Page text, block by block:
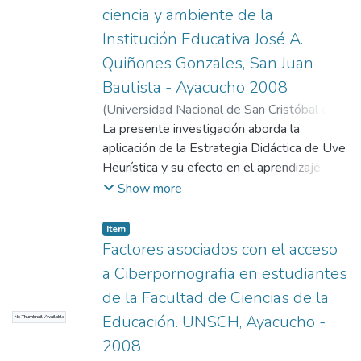
Aplicación "Guamán Poma de Ayala",
distribuidos del siguiente modo: grupo
control (30 alumnos del 4° años A) y
experimental (30 alumnos del 4° año 8). La
técnica de recolección de datos fue la
encuesta, entrevista semi - estructurada y
observación estructurada; el instrumento,
fue la Lista de Evaluación de Habilidades
Sociales. En el análisis estadístico de los
datos se empleó la prueba de Wilcoxon y la
ciencia y ambiente de la
Institución Educativa José A.
Quiñones Gonzales, San Juan
Bautista - Ayacucho 2008
(Universidad Nacional de San Cristóbal de
Huamanga,2009)Flores Curiñaupa, Eladio
Cabanillas Alvarado, Gualberto
La presente investigación aborda la
aplicación de la Estrategia Didáctica de Uve
Heurística y su efecto en el aprendizaje
conceptual, procedimental y actitudinal de
la Institución Educativa Pública "José A.
Quiñones Gonzales". La razón principal para
investigar la temática propuesta responde a
que predomina aún la formación tradicional
de los estudiantes de educación básica
regular, en vista que el colectivo docente
continúa empleando el enfoque conductista
Show more
No Thumbnail Available
Item
Factores asociados con el acceso
a Ciberpornografia en estudiantes
de la Facultad de Ciencias de la
Educación. UNSCH, Ayacucho -
2008